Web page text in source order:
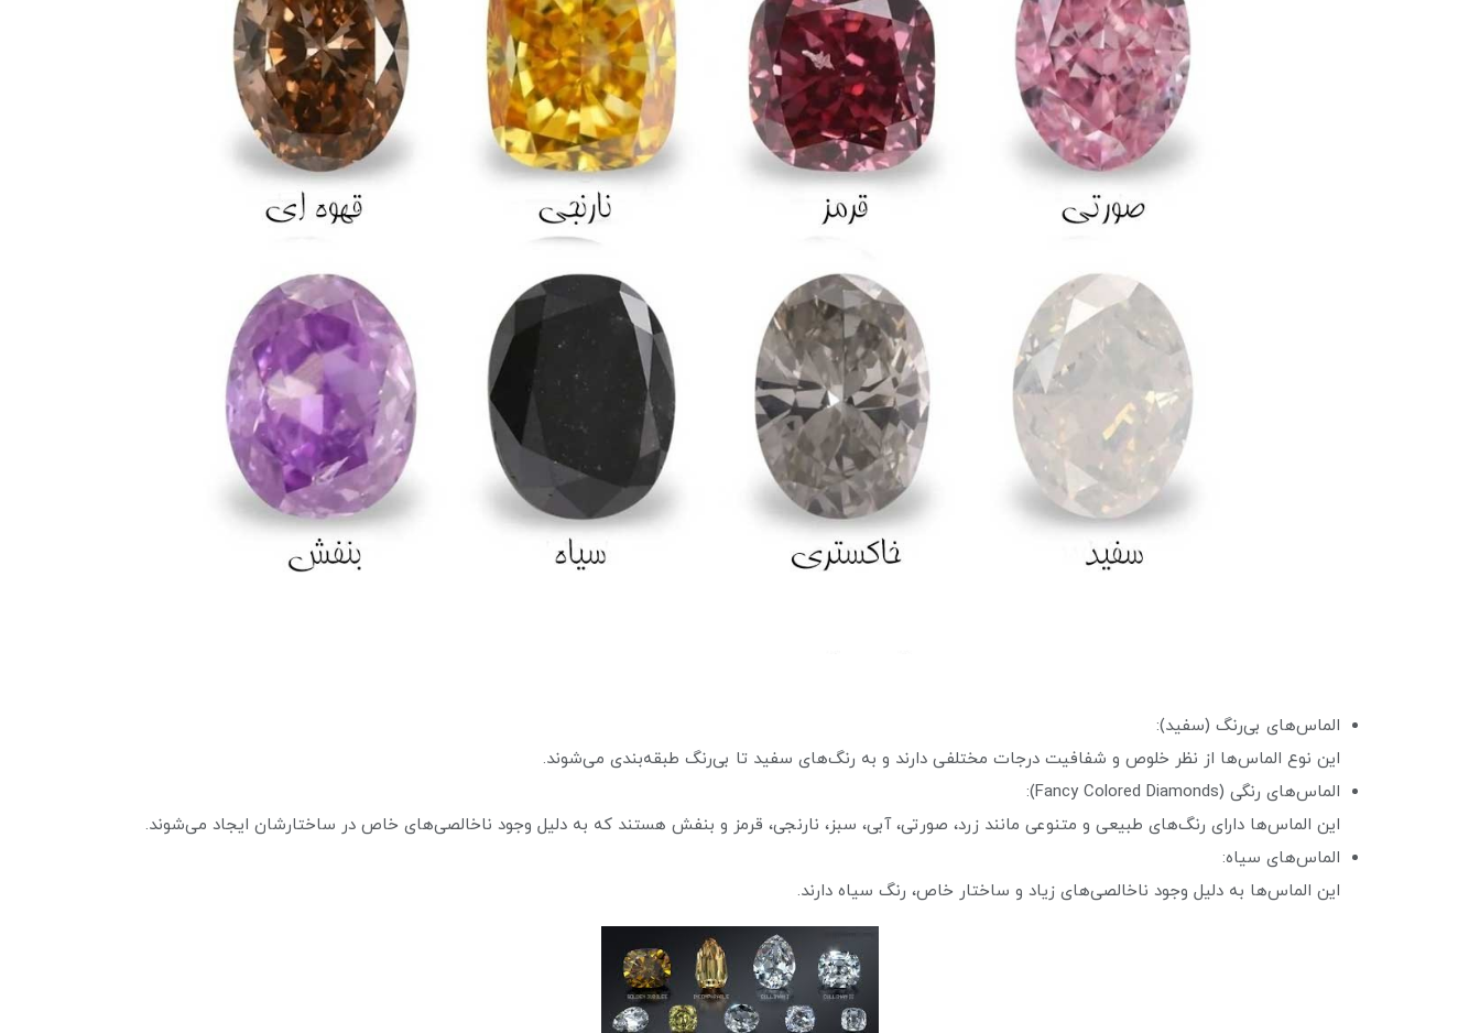
الماس‌های بی‌رنگ (سفید):
این نوع الماس‌ها از نظر خلوص و شفافیت درجات مختلفی دارند و به رنگ‌های سفید تا بی‌رنگ طبقه‌بندی می‌شوند.
الماس‌های رنگی (Fancy Colored Diamonds):
این الماس‌ها دارای رنگ‌های طبیعی و متنوعی مانند زرد، صورتی، آبی، سبز، نارنجی، قرمز و بنفش هستند که به دلیل وجود ناخالصی‌های خاص در ساختارشان ایجاد می‌شوند.
الماس‌های سیاه:
این الماس‌ها به دلیل وجود ناخالصی‌های زیاد و ساختار خاص، رنگ سیاه دارند.